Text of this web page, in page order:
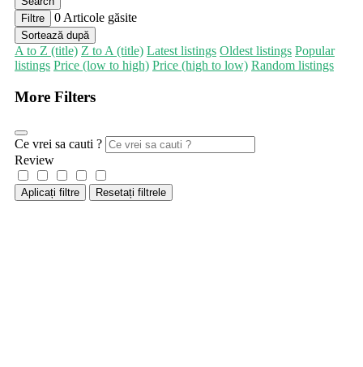
Filtre
0 Articole găsite
Sortează după
A to Z (title) Z to A (title) Latest listings Oldest listings Popular
listings Price (low to high) Price (high to low) Random listings
More Filters
Ce vrei sa cauti ?
Review
Aplicați filtre Resetați filtrele